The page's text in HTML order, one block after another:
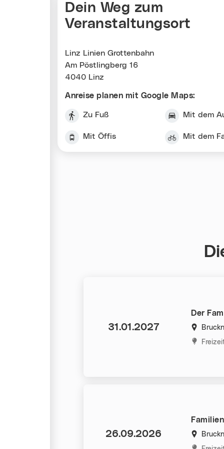
Dein Weg zum
Veranstaltungsort
Linz Linien Grottenbahn
Am Pöstlingberg 16
4040 Linz
Anreise planen mit Google Maps:
Zu Fuß Mit dem
Mit Öffis Mit dem
Der
Datum:
31.01.2027
Datum:
26.09.2026